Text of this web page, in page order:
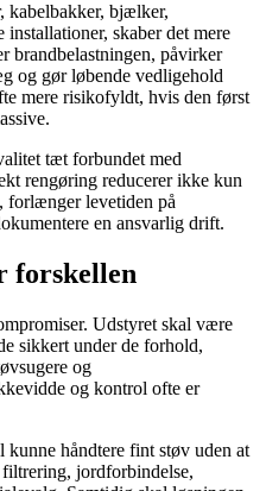
kabelbakker, bjælker,
skaber det mere
brandbelastningen, påvirker
og gør løbende vedligehold
mere risikofyldt, hvis den først
tæt forbundet med
rengøring reducerer ikke kun
forlænger levetiden på
en ansvarlig drift.
forskellen
Udstyret skal være
sikkert under de forhold,
og
og kontrol ofte er
håndtere fint støv uden at
jordforbindelse,